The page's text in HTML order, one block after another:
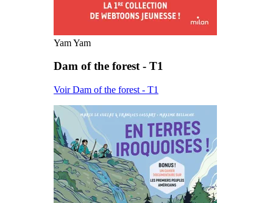
Yam Yam
Dam of the forest - T1
Voir Dam of the forest - T1